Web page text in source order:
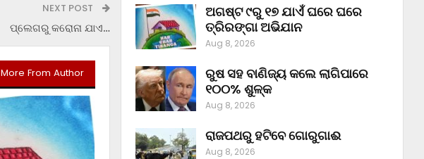
NEXT POST
ପ୍ଲେଗରୁ କରୋନା ଯାଏ…
More From Author
ଅଗଷ୍ଟ ୯ରୁ ୧୭ ଯାଏଁ ଘରେ ଘରେ
ତ୍ରିରଙ୍ଗା ଅଭିଯାନ
Aug 8, 2026
ରୁଷ ସହ ବାଣିଜ୍ୟ କଲେ ଲାଗିପାରେ
୧୦୦% ଶୁଳ୍କ
Aug 8, 2026
ରାଜପଥରୁ ହଟିବେ ଗୋରୁଗାଈ
Aug 8, 2026